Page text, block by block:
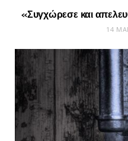
«Συγχώρεσε και
14